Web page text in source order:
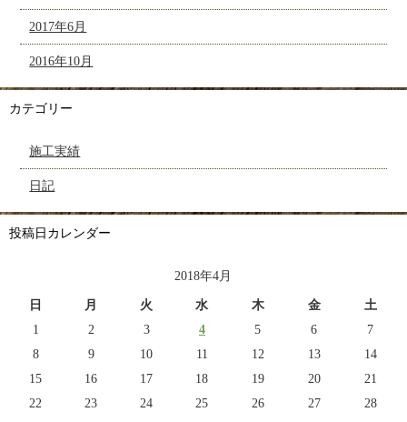
2017年6月
2016年10月
カテゴリー
施工実績
日記
投稿日カレンダー
2018年4月
日 月 火 水 木 金
土
1
2 3 4 5 6
7
8
9 10 11 12 13
14
15
16 17 18 19 20
21
22
23 24 25 26 27
28